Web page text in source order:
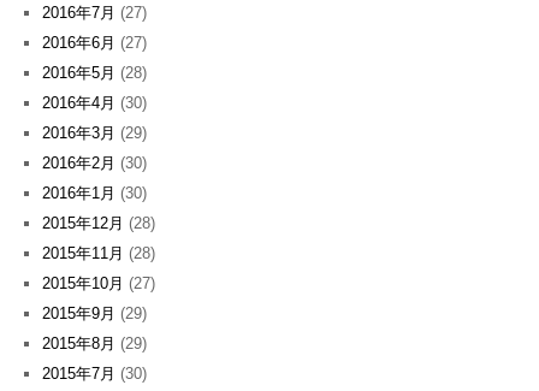
2016年7月 (27)
2016年6月 (27)
2016年5月 (28)
2016年4月 (30)
2016年3月 (29)
2016年2月 (30)
2016年1月 (30)
2015年12月 (28)
2015年11月 (28)
2015年10月 (27)
2015年9月 (29)
2015年8月 (29)
2015年7月 (30)